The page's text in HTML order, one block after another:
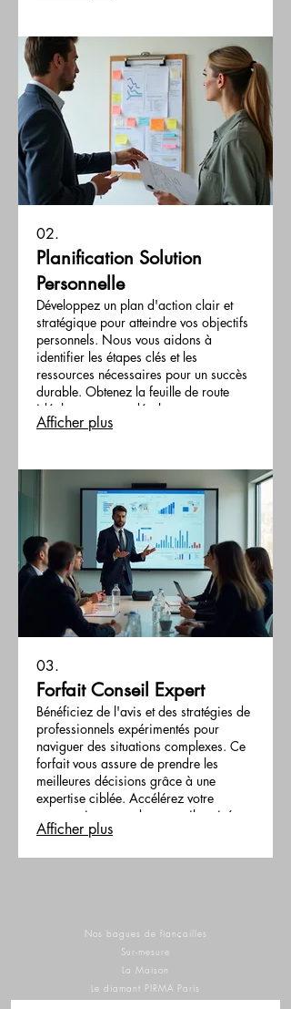
02.
Planification Solution
Personnelle
Développez un plan d'action clair et
stratégique pour atteindre vos objectifs
personnels. Nous vous aidons à
identifier les étapes clés et les
ressources nécessaires pour un succès
durable. Obtenez la feuille de route
idéale pour votre développement.
Afficher plus
03.
Forfait Conseil Expert
Bénéficiez de l'avis et des stratégies de
professionnels expérimentés pour
naviguer des situations complexes. Ce
forfait vous assure de prendre les
meilleures décisions grâce à une
expertise ciblée. Accélérez votre
progression avec des conseils avisés.
Afficher plus
Nos bagues de fiançailles
Sur-mesure
La Maison
Le diamant PIRMA Paris